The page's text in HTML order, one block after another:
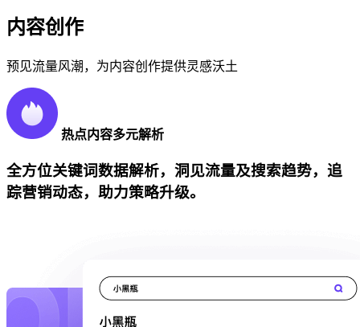
内容创作
预见流量风潮，为内容创作提供灵感沃土
热点内容多元解析
全方位关键词数据解析，洞见流量及搜索趋势，追
踪营销动态，助力策略升级。